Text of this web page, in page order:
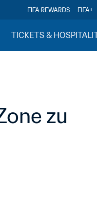
FIFA REWARDS FIFA+
TICKETS &
zu